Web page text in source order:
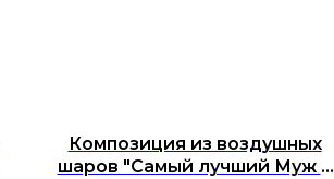
Композиция из воздушных
шаров "Самый лучший Муж и